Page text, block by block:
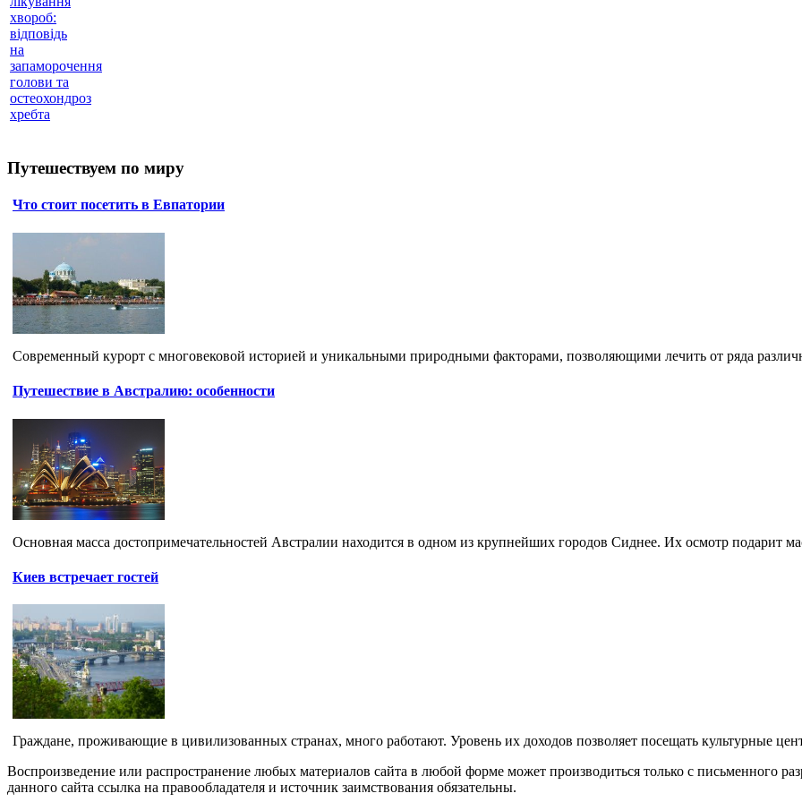
хвороб:
відповідь
на
запаморочення
голови та
остеохондроз
хребта
Путешествуем по миру
Что стоит посетить в Евпатории
Современный курорт с многовековой историей и уникальными природными факторами, позволяющими лечить от ряда
Путешествие в Австралию: особенности
Основная масса достопримечательностей Австралии находится в одном из крупнейших городов Сиднее. Их осмотр подарит
Киев встречает гостей
Граждане, проживающие в цивилизованных странах, много работают. Уровень их доходов позволяет посещать культурные
Воспроизведение или распространение любых материалов сайта в любой форме может производиться только с письменного
данного сайта ссылка на правообладателя и источник заимствования обязательны.